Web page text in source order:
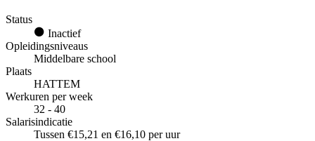
Status
Inactief
Opleidingsniveaus
Middelbare school
Plaats
HATTEM
Werkuren per week
32 - 40
Salarisindicatie
Tussen €15,21 en €16,10 per uur